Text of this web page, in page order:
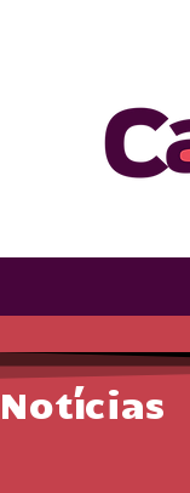
Notícias